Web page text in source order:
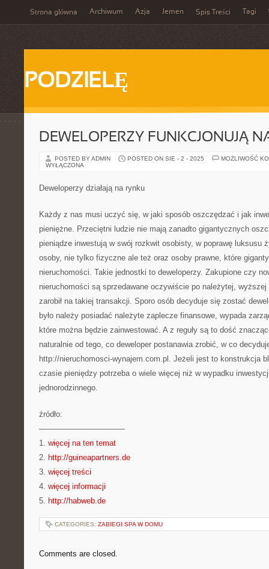
Strona główna Archiwum Azja Jemen Spis Treści Tagi
PODZIELĘ
DEWELOPERZY FUNKCJONUJĄ
POSTED BY ADMIN POSTED ON SIE - 2 - 2025
MOŻLIWOŚĆ
WYŁĄCZONA
Deweloperzy działają na rynku
Każdy z nas musi uczyć się, w jaki sposób oszczędzać i jak
pieniężne. Przeciętni ludzie nie mają zanadto gigantycznych
pieniądze inwestują w swój rozkwit osobisty, w poprawę luksusu
osoby, nie tylko fizyczne ale też oraz osoby prawne, które
nieruchomości. Takie jednostki to deweloperzy. Zakupione czy
nieruchomości są sprzedawane oczywiście po należytej,
zarobił na takiej transakcji. Sporo osób decyduje się zostać
było należy posiadać należyte zaplecze finansowe, wypada
które można będzie zainwestować. A z reguły są to dość
naturalnie od tego, co deweloper postanawia zrobić, w co
http://nieruchomosci-wynajem.com.pl. Jeżeli jest to konstrukcja
czasie pieniędzy potrzeba o wiele więcej niż w wypadku
jednorodzinnego.
źródło:
———————————
1. więcej na ten temat
2. http://guineapartners.de
3. więcej treści
4. więcej informacji
5. http://habweb.de
CATEGORIES: ZABIEGI SPA W DOMU
Comments are closed.